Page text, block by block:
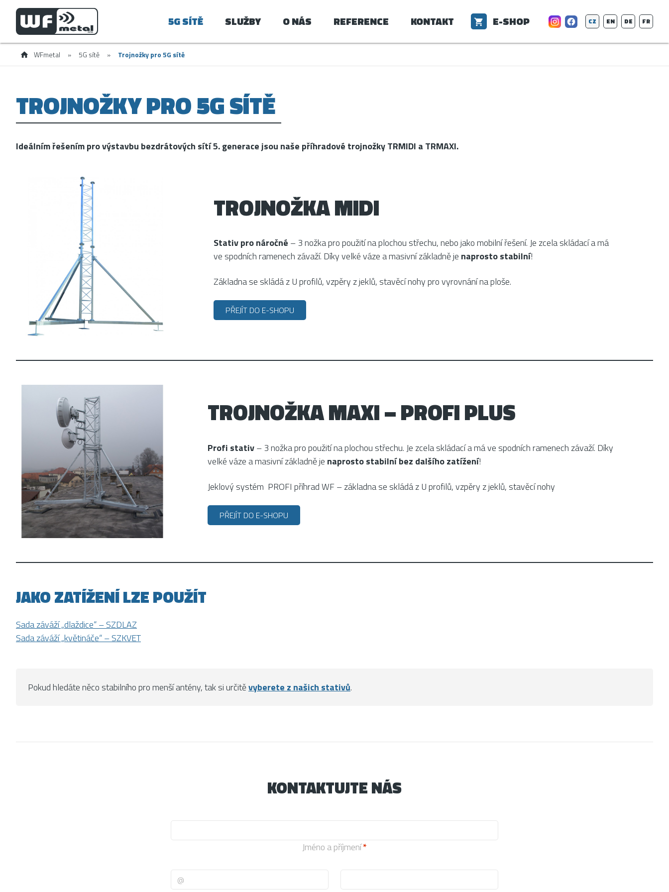
5G SÍTĚ SLUŽBY O NÁS REFERENCE KONTAKT E-SHOP CZ EN DE FR
WFmetal » 5G sítě » Trojnožky pro 5G sítě
TROJNOŽKY PRO 5G SÍTĚ
Ideálním řešením pro výstavbu bezdrátových sítí 5. generace jsou naše příhradové trojnožky TRMIDI a TRMAXI.
TROJNOŽKA MIDI
Stativ pro náročné – 3 nožka pro použití na plochou střechu, nebo jako mobilní řešení. Je zcela skládací a má
ve spodních ramenech závaží. Díky velké váze a masivní základně je naprosto stabilní!
Základna se skládá z U profilů, vzpěry z jeklů, stavěcí nohy pro vyrovnání na ploše.
PŘEJÍT DO E-SHOPU
TROJNOŽKA MAXI – PROFI PLUS
Profi stativ– 3 nožka pro použití na plochou střechu. Je zcela skládací a má ve spodních ramenech závaží. Díky
velké váze a masivní základně je naprosto stabilní bez dalšího zatížení!
Jeklový systém PROFI příhrad WF – základna se skládá z U profilů, vzpěry z jeklů, stavěcí nohy
PŘEJÍT DO E-SHOPU
JAKO ZATÍŽENÍ LZE POUŽÍT
Sada záváží „dlaždice“ – SZDLAZ
Sada záváží „květináče“ – SZKVET
Pokud hledáte něco stabilního pro menší antény, tak si určitěvyberete z našich stativů.
KONTAKTUJTE NÁS
Jméno a příjmení